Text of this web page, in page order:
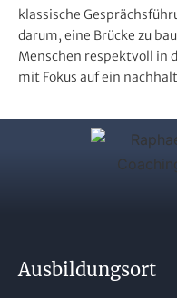
klassische
darum, eine Brücke zu
Menschen respektvoll in
mit Fokus auf ein
Ausbildungsort